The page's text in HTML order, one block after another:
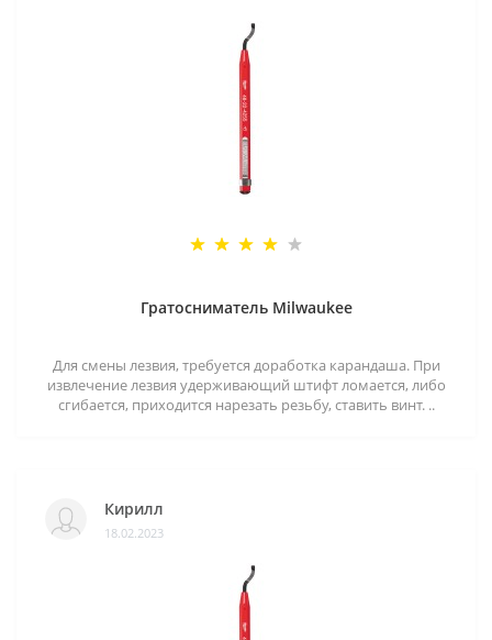
Гратосниматель Milwaukee
Для смены лезвия, требуется доработка карандаша. При
извлечение лезвия удерживающий штифт ломается, либо
сгибается, приходится нарезать резьбу, ставить винт. ..
Кирилл
18.02.2023